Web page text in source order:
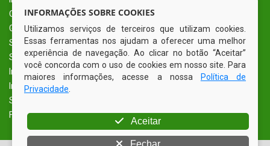
O Município
Governo
Secretarias
Serviços Eletrônicos
Incentivos
Informe-se
Sobre
Fale Conosco
INFORMAÇÕES SOBRE COOKIES
Utilizamos serviços de terceiros que utilizam cookies.
Essas ferramentas nos ajudam a oferecer uma melhor
experiência de navegação. Ao clicar no botão “Aceitar”
você concorda com o uso de cookies em nosso site. Para
maiores informações, acesse a nossa
Política de
Privacidade
Aceitar
Fechar